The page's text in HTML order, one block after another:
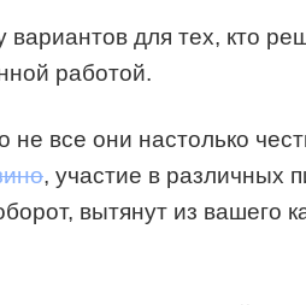
вариантов для тех, кто
работой.
не все они настолько
, участие в различных
вытянут из вашего